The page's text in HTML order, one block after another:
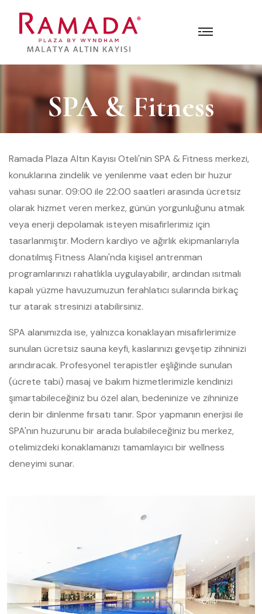
SPA & Fitness
SPA & Fitness
Ramada Plaza Altın Kayısı Oteli'nin SPA & Fitness merkezi,
konuklarına zindelik ve yenilenme vaat eden bir huzur
vahası sunar. 09:00 ile 22:00 saatleri arasında ücretsiz
olarak hizmet veren merkez, günün yorgunluğunu atmak
veya enerji depolamak isteyen misafirlerimiz için
tasarlanmıştır. Modern kardiyo ve ağırlık ekipmanlarıyla
donatılmış Fitness Alanı'nda kişisel antrenman
programlarınızı rahatlıkla uygulayabilir, ardından ısıtmalı
kapalı yüzme havuzumuzun ferahlatıcı sularında birkaç
tur atarak stresinizi atabilirsiniz.
SPA alanımızda ise, yalnızca konaklayan misafirlerimize
sunulan ücretsiz sauna keyfi, kaslarınızı gevşetip zihninizi
arındıracak. Profesyonel terapistler eşliğinde sunulan
(ücrete tabi) masaj ve bakım hizmetlerimizle kendinizi
şımartabileceğiniz bu özel alan, bedeninize ve zihninize
derin bir dinlenme fırsatı tanır. Spor yapmanın enerjisi ile
SPA'nın huzurunu bir arada bulabileceğiniz bu merkez,
otelimizdeki konaklamanızı tamamlayıcı bir wellness
deneyimi sunar.